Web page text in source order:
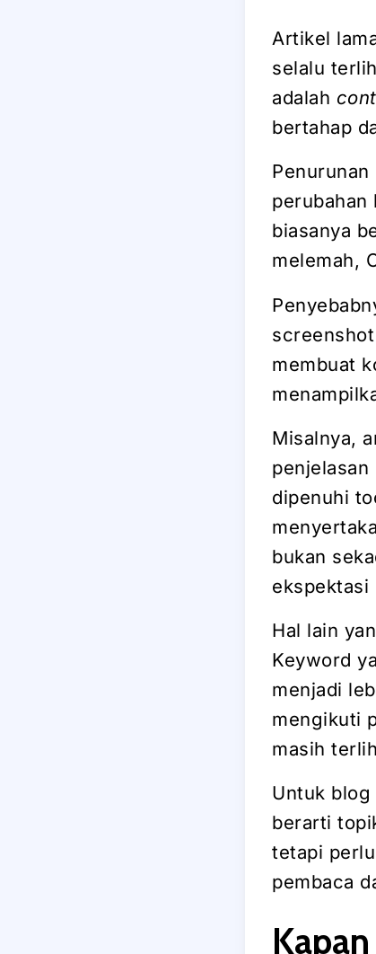
Artikel
selalu
adalah
bertahap
biasanya
melemah,
membuat
Misalnya,
penjelasan
dipenuhi
bukan
ekspektasi
Hal lain
Keyword
menjadi
mengikuti
masih
Untuk
berarti
tetapi
pembaca